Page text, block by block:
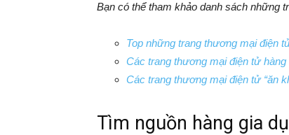
Bạn có thể tham khảo danh sách những
Top những trang thương mại điện
Các trang thương mại điện tử
Các trang thương mại điện tử “ăn
Tìm nguồn hàng gia